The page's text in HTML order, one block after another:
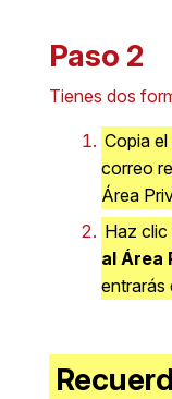
Paso 2
Tienes dos
Copia el
correo
Área
Haz
al Área
entrarás